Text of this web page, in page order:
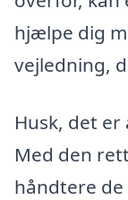
hjælpe dig
vejledning,
Husk, det
Med den
håndtere